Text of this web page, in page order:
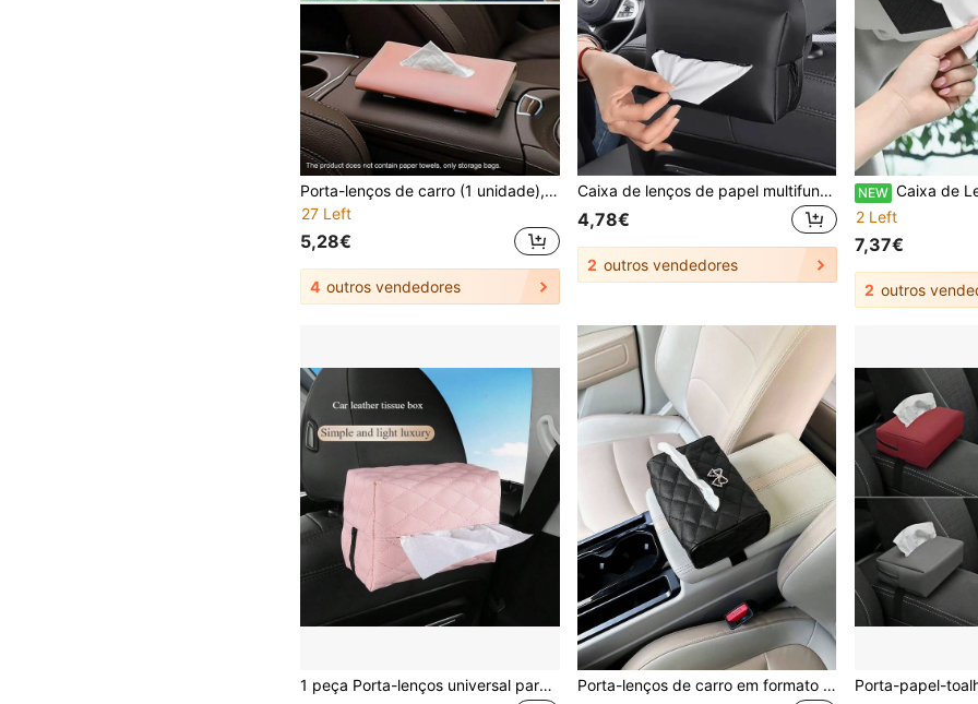
Porta-lenços de carro (1 unidade), suporte universal para lenços de papel para quebra-sol, bolsa criativa para guardar no apoio de braço, adequado para diversos modelos de carro, facilita a limpeza interna, presente ideal para mulheres, acessórios automotivos, decoração para carro, suprimentos automotivos
27 Left
5,28€
4 outros vendedores
Caixa de lenços de papel multifuncional para carro, suporte criativo para apoio de braço de carro, dispensador de papel de seda montado no banco traseiro
4,78€
2 outros vendedores
NEW Caixa de Lenços para Carro Minimalista Preta
2 Left
7,37€
2 outros
1 peça Porta-lenços universal para carro, pendurado no banco traseiro, para pala de sol e apoio de braço, em pele sintética PU Porta-lenços de carro em formato de gravata borboleta, feito de couro sintético, ideal para quebra-sol, apoio de braço e encosto de banco. Acessório para interior do carro (Comprimento 17,5 cm, Largura 12 cm).